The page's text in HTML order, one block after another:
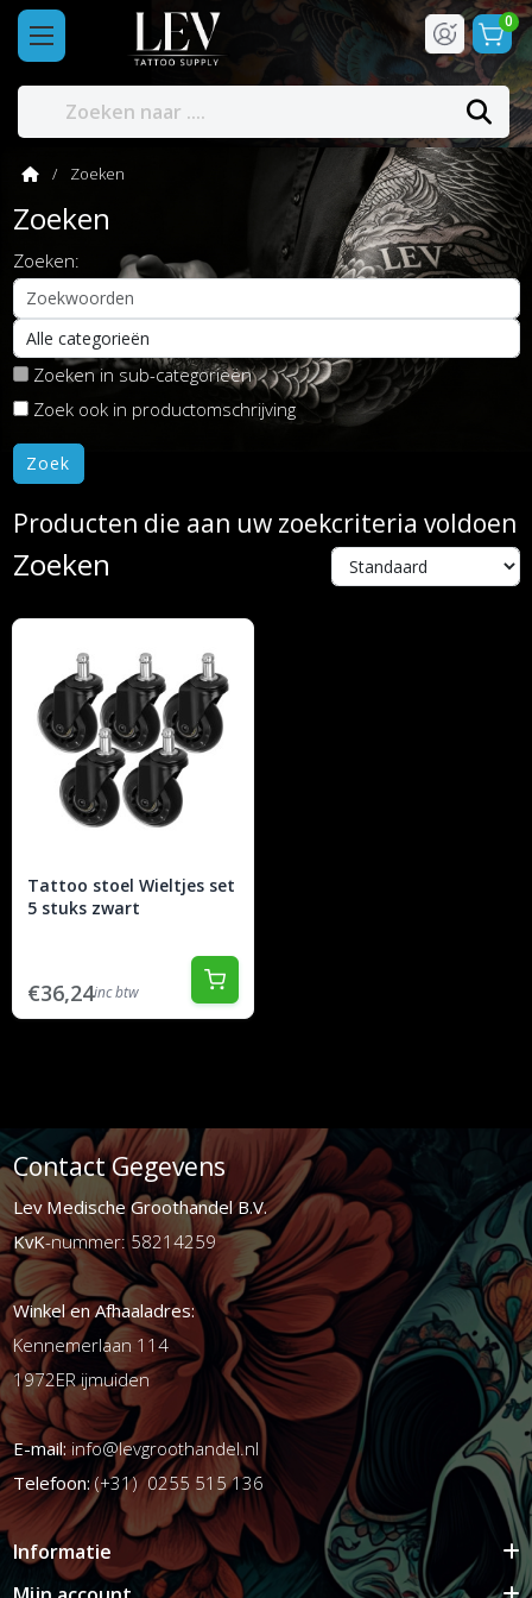
0
Zoeken
Zoeken
Zoeken:
Zoeken in sub-categorieën
Zoek ook in productomschrijving
Producten die aan uw zoekcriteria voldoen
Zoeken
Tattoo stoel Wieltjes set
5 stuks zwart
€36,24inc btw
Contact Gegevens
Lev Medische Groothandel B.V.
KvK-nummer: 58214259
Winkel en Afhaaladres:
Kennemerlaan 114
1972ER ijmuiden
E-mail:info@levgroothandel.nl
Telefoon:(+31) 0255 515 136
Informatie